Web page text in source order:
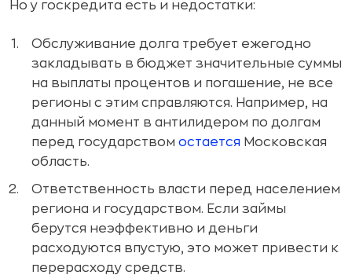
Но у госкредита есть и недостатки:
Обслуживание долга требует ежегодно
закладывать в бюджет значительные суммы
на выплаты процентов и погашение, не все
регионы с этим справляются. Например, на
данный момент в антилидером по долгам
перед государством остается Московская
область.
Ответственность власти перед населением
региона и государством. Если займы
берутся неэффективно и деньги
расходуются впустую, это может привести к
перерасходу средств.